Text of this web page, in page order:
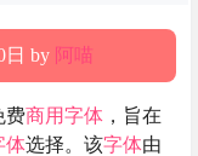
日 by 阿喵
费商用字体 ，旨在
体选择。该字体由